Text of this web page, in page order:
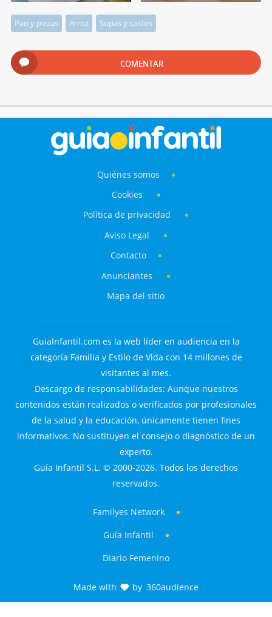
Pan y pizzas Arroz Sopas y caldos
COMENTAR
Quiénes somos
Cookies
Política de privacidad
Aviso Legal
Contacto
Anunciantes
Mapa del sitio
GuiaInfantil.com es la web líder en audiencia en la
categoría Familia y Estilo de Vida con 14 millones de
visitantes al mes.
Descargo de responsabilidades: Aunque nuestros
contenidos están realizados o verificados por profesionales
de la salud y la educación, únicamente tienen fines
informativos. No sustituyen el consejo o diagnóstico de un
experto.
Guía Infantil S.L. © 2000-2026. Todos los derechos
reservados.
Familyes Network
Guía Infantil
Diario Femenino
Made with by 360audience